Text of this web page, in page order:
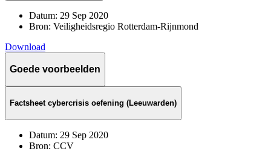
Datum: 29 Sep 2020
Bron: Veiligheidsregio Rotterdam-Rijnmond
Download
Goede voorbeelden
Factsheet cybercrisis oefening (Leeuwarden)
Datum: 29 Sep 2020
Bron: CCV